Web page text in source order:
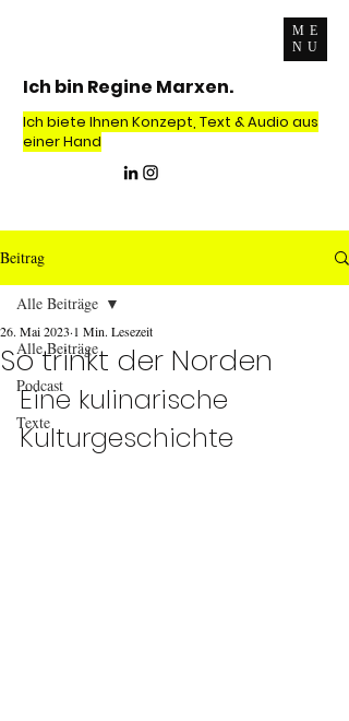
ME
NU
Ich bin Regine Marxen.
Ich biete Ihnen Konzept, Text & Audio aus
einer Hand
Beitrag
Alle Beiträge
Podcast
Texte
Alle Beiträge
So trinkt der Norden
26. Mai 2023 1 Min. Lesezeit
Eine kulinarische
Kulturgeschichte